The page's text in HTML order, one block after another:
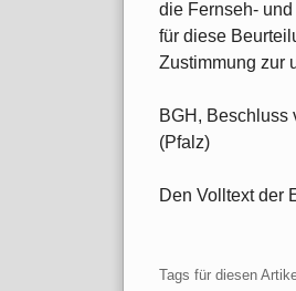
die Fernseh-
für diese
Zustimmung zur
BGH, Beschluss
(Pfalz)
Den Volltext der
Tags für diesen